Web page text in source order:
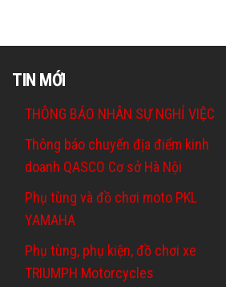
TIN MỚI
THÔNG BÁO NHÂN SỰ NGHỈ VIỆC
Thông báo chuyển địa điểm kinh
doanh QASCO Cơ sở Hà Nội
Phụ tùng và đồ chơi moto PKL
YAMAHA
Phụ tùng, phụ kiện, đồ chơi xe
TRIUMPH Motorcycles